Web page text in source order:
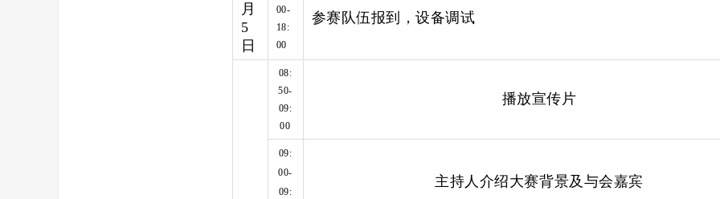
月
5
日
00-
18:
00
参赛队伍报到，设备调试
08:
50-
09:
00
播放宣传片
09:
00-
09:
主持人介绍大赛背景及与会嘉宾